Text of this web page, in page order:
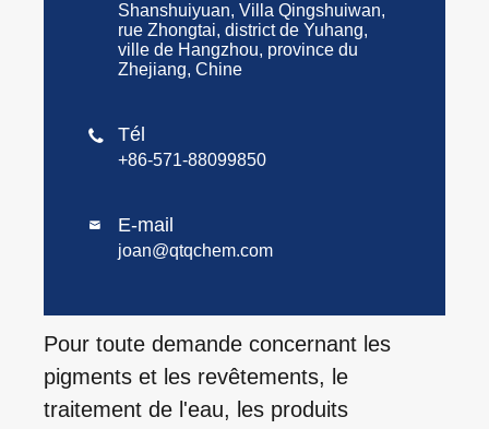
Shanshuiyuan, Villa Qingshuiwan,
rue Zhongtai, district de Yuhang,
ville de Hangzhou, province du
Zhejiang, Chine
 Tél
+86-571-88099850
 E-mail
joan@qtqchem.com
Pour toute demande concernant les
pigments et les revêtements, le
traitement de l'eau, les produits